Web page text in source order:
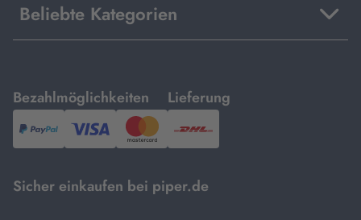
Beliebte Kategorien
Bezahlmöglichkeiten
mit
PayPal,Visa
und
Lieferung
mit
DHL.
Sicher einkaufen bei piper.de